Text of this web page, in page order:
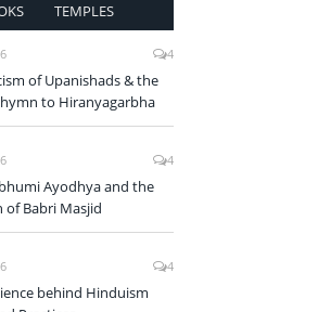
TEMPLES
4
of Upanishads & the
to Hiranyagarbha
4
Ayodhya and the
Babri Masjid
4
behind Hinduism